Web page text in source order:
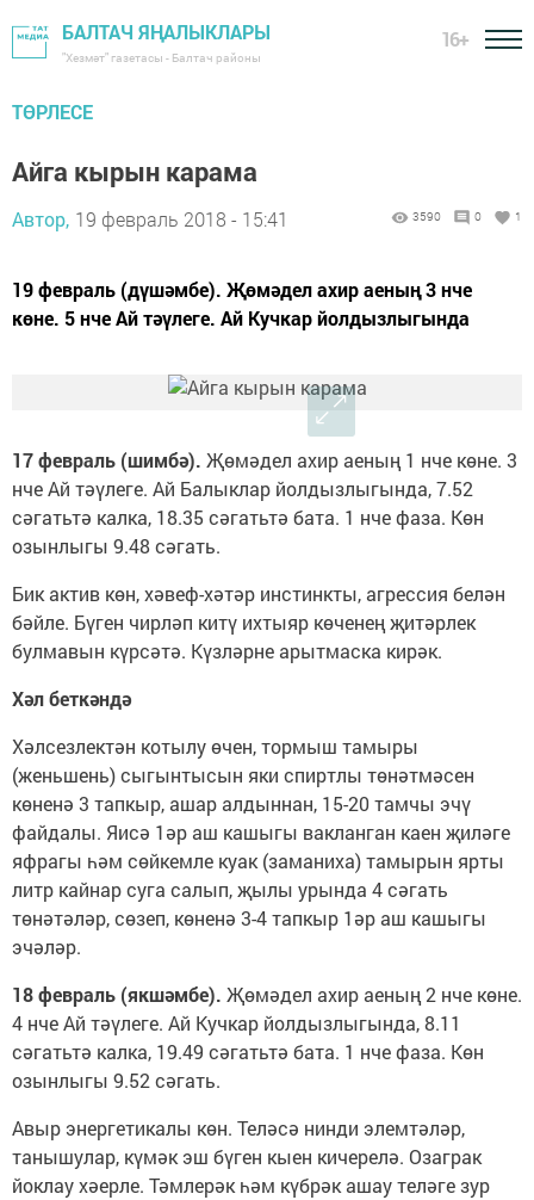
БАЛТАЧ ЯҢАЛЫКЛАРЫ
"Хезмәт" газетасы - Балтач районы
16+
ТӨРЛЕСЕ
Айга кырын карама
Автор, 19 февраль 2018 - 15:41 3590 0 1
19 февраль (дүшәмбе). Җөмәдел ахир аеның 3 нче
көне. 5 нче Ай тәүлеге. Ай Кучкар йолдызлыгында
17 февраль (шимбә). Җөмәдел ахир аеның 1 нче көне. 3
нче Ай тәүлеге. Ай Балыклар йолдызлыгында, 7.52
сәгатьтә калка, 18.35 сәгатьтә бата. 1 нче фаза. Көн
озынлыгы 9.48 сәгать.
Бик актив көн, хәвеф-хәтәр инстинкты, агрессия белән
бәйле. Бүген чирләп китү ихтыяр көченең җитәрлек
булмавын күрсәтә. Күзләрне арытмаска кирәк.
Хәл беткәндә
Хәлсезлектән котылу өчен, тормыш тамыры
(женьшень) сыгынтысын яки спиртлы төнәтмәсен
көненә 3 тапкыр, ашар алдыннан, 15-20 тамчы эчү
файдалы. Яисә 1әр аш кашыгы вакланган каен җиләге
яфрагы һәм сөйкемле куак (заманиха) тамырын ярты
литр кайнар суга салып, җылы урында 4 сәгать
төнәтәләр, сөзеп, көненә 3-4 тапкыр 1әр аш кашыгы
эчәләр.
18 февраль (якшәмбе). Җөмәдел ахир аеның 2 нче көне.
4 нче Ай тәүлеге. Ай Кучкар йолдызлыгында, 8.11
сәгатьтә калка, 19.49 сәгатьтә бата. 1 нче фаза. Көн
озынлыгы 9.52 сәгать.
Авыр энергетикалы көн. Теләсә нинди элемтәләр,
танышулар, күмәк эш бүген кыен кичерелә. Озаграк
йоклау хәерле. Тәмлерәк һәм күбрәк ашау теләге зур